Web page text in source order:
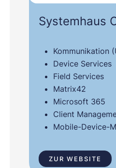
Systemhaus
Kommunikation
Device Services
Field Services
Matrix42
Microsoft 365
Client
Mobile-Device-
ZUR WEBSITE